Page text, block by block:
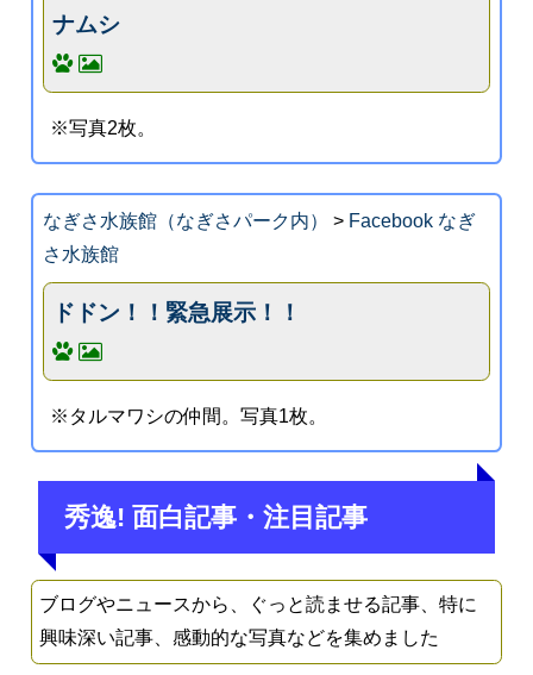
ナムシ
※写真2枚。
なぎさ水族館（なぎさパーク内） > Facebook なぎ
さ水族館
ドドン！！緊急展示！！
※タルマワシの仲間。写真1枚。
秀逸! 面白記事・注目記事
ブログやニュースから、ぐっと読ませる記事、特に
興味深い記事、感動的な写真などを集めました